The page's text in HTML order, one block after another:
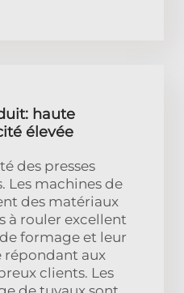
haute
élevée
des presses
Les machines de
des matériaux
à rouler excellent
formage et leur
aux
clients. Les